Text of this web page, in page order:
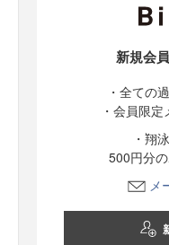
新規会
・全ての
・会員限
・翔
500円分
メ